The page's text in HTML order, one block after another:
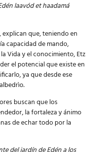
laavód et haadamá
que, teniendo en
capacidad de mando,
Vida y el conocimiento, Etz
el potencial que existe en
ya que desde ese
buscan que los
la fortaleza y ánimo
de echar todo por la